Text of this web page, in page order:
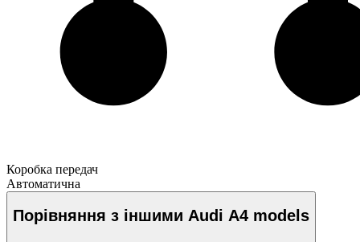
Коробка передач
Автоматична
Порівняння з іншими Audi A4 models